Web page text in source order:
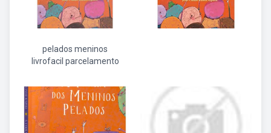
pelados meninos
livrofacil parcelamento